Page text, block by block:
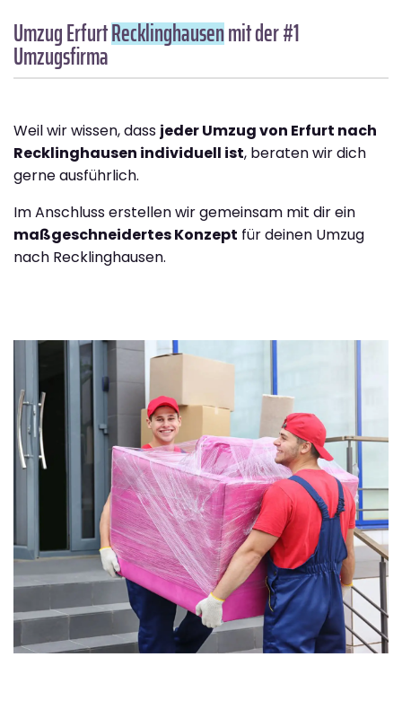
Umzug ErfurtRecklinghausenmit der #1
Umzugsfirma
Weil wir wissen, dass jeder Umzug von Erfurt nach
Recklinghausen individuell ist, beraten wir dich
gerne ausführlich.
Im Anschluss erstellen wir gemeinsam mit dir ein
maßgeschneidertes Konzept für deinen Umzug
nach Recklinghausen.